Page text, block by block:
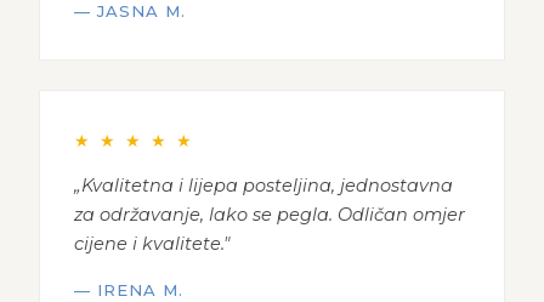
— JASNA M.
★ ★ ★ ★ ★
„Kvalitetna i lijepa posteljina, jednostavna
za održavanje, lako se pegla. Odličan omjer
cijene i kvalitete."
— IRENA M.